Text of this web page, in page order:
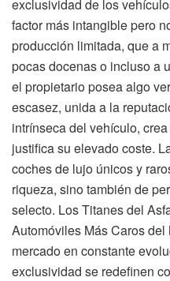
exclusividad de los
factor más intangible pero
producción limitada, que a
pocas docenas o incluso a
el propietario posea algo
escasez, unida a la
intrínseca del vehículo,
justifica su elevado coste.
coches de lujo únicos y
riqueza, sino también de
selecto. Los Titanes del
Automóviles Más Caros
mercado en constante
exclusividad se redefinen